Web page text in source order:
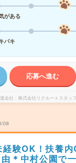
がある
パキ
応募へ進む
会社 株式会社リクルートスタッ
08
経験OK！扶養
＊中村公園で